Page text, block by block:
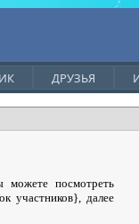
ДРУЗЬЯ
можете посмотреть
участников}, далее